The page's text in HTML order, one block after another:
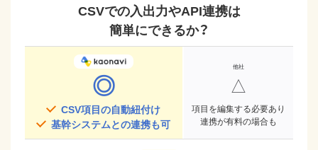
CSVでの入出力やAPI連携は
簡単にできるか？
◎
CSV項目の自動紐付け
基幹システムとの連携も可
△
項目を編集する必要あり
連携が有料の場合も